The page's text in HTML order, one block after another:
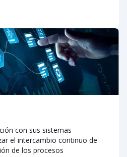
con sus sistemas
el intercambio continuo de
de los procesos